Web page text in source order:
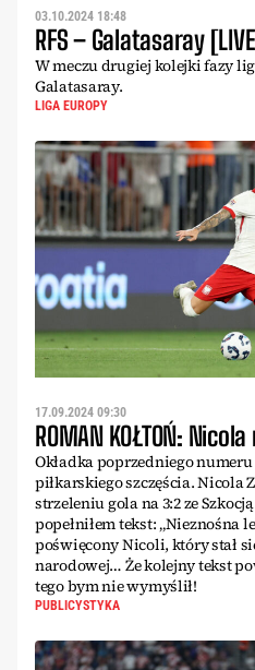
03.10.2024 18:48
RFS – Galatasaray
W meczu drugiej kolejki fazy
Galatasaray.
LIGA EUROPY
17.09.2024 09:30
ROMAN KOŁTOŃ:
Okładka poprzedniego
piłkarskiego szczęścia.
strzeleniu gola na 3:2 ze
popełniłem tekst: „Nieznośna
poświęcony Nicoli, który stał
narodowej… Że kolejny tekst
tego bym nie wymyślił!
PUBLICYSTYKA